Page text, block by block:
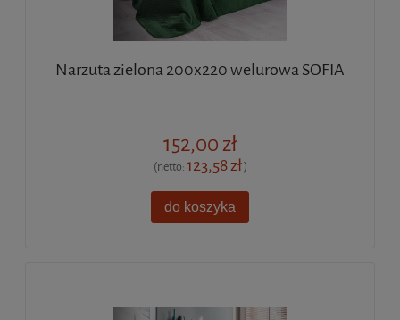
Narzuta zielona 200x220 welurowa SOFIA
152,00 zł
(netto:123,58 zł)
do koszyka